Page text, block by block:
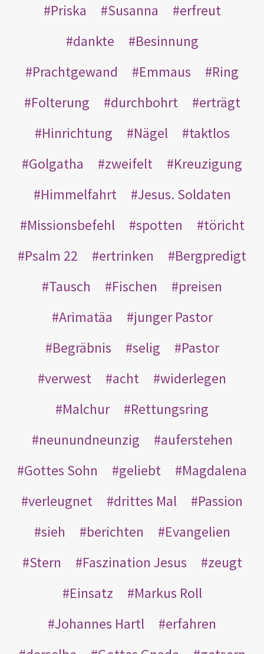
Priska
Susanna
erfreut
dankte
Besinnung
Prachtgewand
Emmaus
Ring
Folterung
durchbohrt
erträgt
Hinrichtung
Nägel
taktlos
Golgatha
zweifelt
Kreuzigung
Himmelfahrt
Jesus. Soldaten
Missionsbefehl
spotten
töricht
Psalm 22
ertrinken
Bergpredigt
Tausch
Fischen
preisen
Arimatäa
junger Pastor
Begräbnis
selig
Pastor
verwest
acht
widerlegen
Malchur
Rettungsring
neunundneunzig
auferstehen
Gottes Sohn
geliebt
Magdalena
verleugnet
drittes Mal
Passion
sieh
berichten
Evangelien
Stern
Faszination Jesus
zeugt
Einsatz
Markus Roll
Johannes Hartl
erfahren